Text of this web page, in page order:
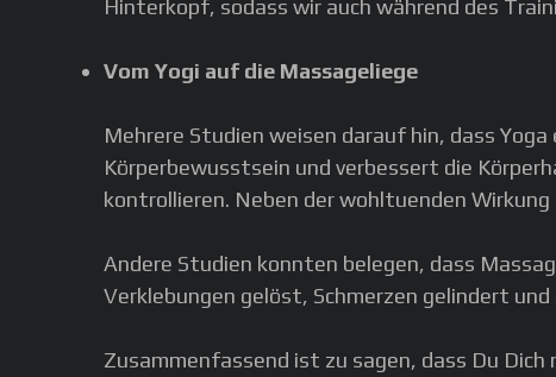
Hinterkopf, sodass wir auch während des
Vom Yogi auf die Massageliege
Mehrere Studien weisen darauf hin, dass
Körperbewusstsein und verbessert die
kontrollieren. Neben der wohltuenden
Andere Studien konnten belegen, dass
Verklebungen gelöst, Schmerzen gelindert
Zusammenfassend ist zu sagen, dass Du